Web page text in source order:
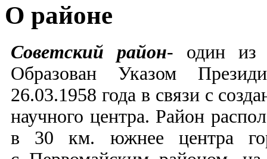
О районе
Советский район- один из
Образован Указом
26.03.1958 года в связи с
научного центра. Район
в 30 км. южнее центра